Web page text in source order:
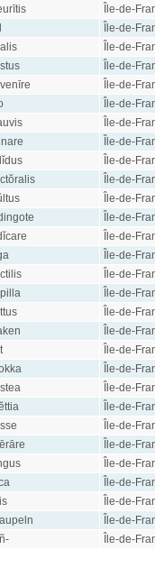
Île-de-
Île-de-
Île-de-
Île-de-
Île-de-
Île-de-
Île-de-
Île-de-
Île-de-
Île-de-
Île-de-
Île-de-
Île-de-
Île-de-
Île-de-
Île-de-
Île-de-
Île-de-
Île-de-
Île-de-
Île-de-
Île-de-
Île-de-
Île-de-
Île-de-
Île-de-
Île-de-
Île-de-
Île-de-